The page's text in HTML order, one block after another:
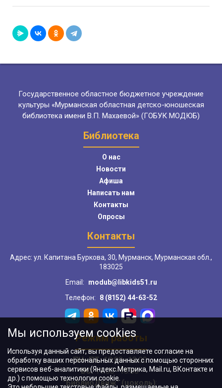
Государственное областное бюджетное учреждение
культуры «Мурманская областная детско-юношеская
библиотека имени В.П. Махаевой» (ГОБУК МОДЮБ)
Библиотека
О нас
Новости
Афиша
Написать нам
Контакты
Опросы
Контакты
Адрес: ул. Капитана Буркова, 30, Мурманск, Мурманская обл.,
183025
Email:
modub@libkids51.ru
Телефон:
8 (8152) 44-63-52
Режим работы
ПН–ПТ:10:00–18:00
ВС:11:00–18:00
"БиблиоДвиж" (цоколь):
Мы используем cookies
Используя данный сайт, вы предоставляете согласие на
обработку ваших персональных данных с помощью сторонних
сервисов веб-аналитики (Яндекс.Метрика, Mail.ru, ВКонтакте и
др.) с помощью технологии cookie.